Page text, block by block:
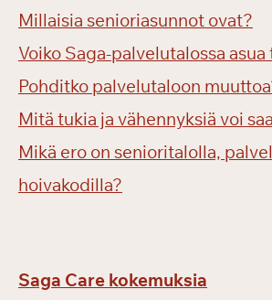
Millaisia senioriasunnot ovat?
Voiko Saga-palvelutalossa
Pohditko palvelutaloon
Mitä tukia ja vähennyksiä voi
Mikä ero on senioritalolla,
hoivakodilla?
Saga Care kokemuksia